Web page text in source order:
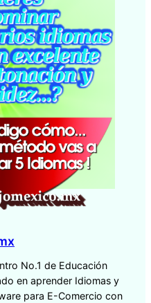
No.1 de Educación
en aprender Idiomas y
para E-Comercio con